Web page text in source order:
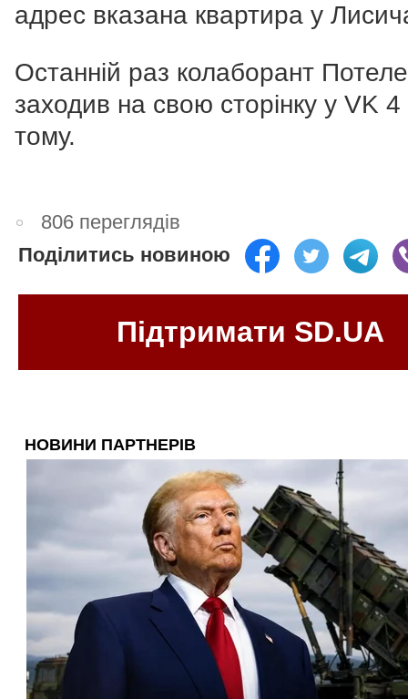
адрес вказана квартира у
Останній раз колаборант
заходив на свою сторінку у VK 4
тому.
806 переглядів
Поділитись новиною
Підтримати SD.UA